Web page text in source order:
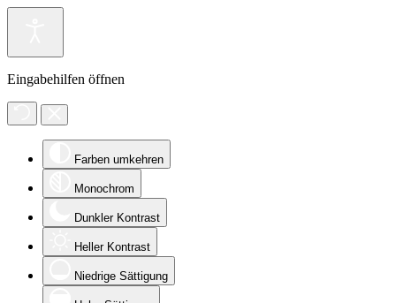
Eingabehilfen öffnen
Farben umkehren
Monochrom
Dunkler Kontrast
Heller Kontrast
Niedrige Sättigung